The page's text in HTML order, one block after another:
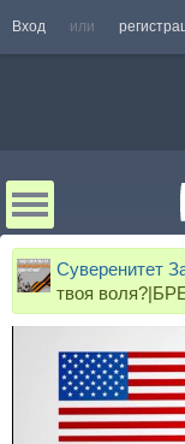
Вход или
Суверенитет
твоя